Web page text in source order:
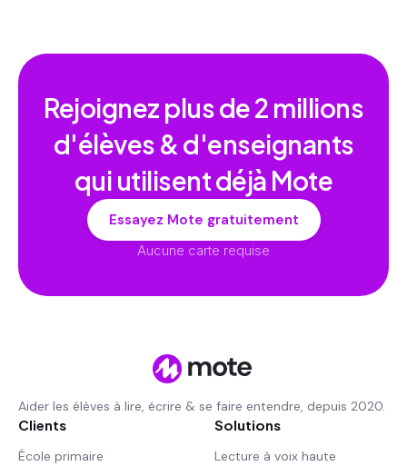
Rejoignez plus de2 millions
d'élèves & d'enseignants
qui utilisent déjà Mote
Essayez Mote gratuitement
Aucune carte requise
Aider les élèves à lire, écrire & se faire entendre, depuis 2020.
Clients
École primaire
Solutions
Lecture à voix haute